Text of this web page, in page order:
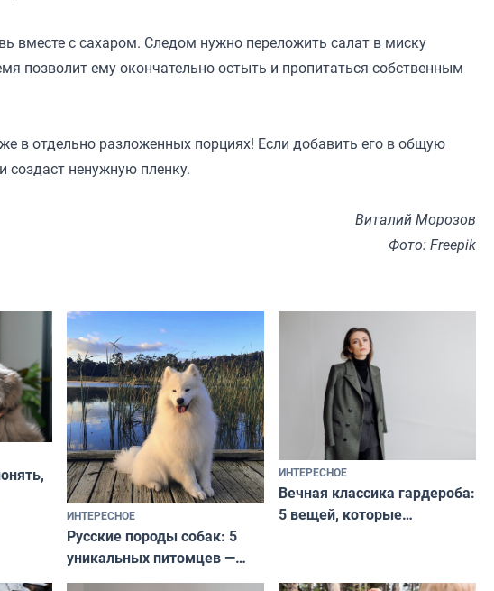
вместе с сахаром. Следом нужно переложить салат в миску
позволит ему окончательно остыть и пропитаться собственным
в отдельно разложенных порциях! Если добавить его в общую
создаст ненужную пленку.
Виталий Морозов
Фото: Freepik
ИНТЕРЕСНОЕ
Русские породы собак: 5
уникальных питомцев —
национальные сокровища
ИНТЕРЕСНОЕ
Вечная классика гардероба:
5 вещей, которые
и актуально в любой сезон